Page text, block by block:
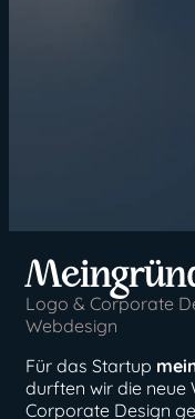
Logo & Corporate
Webdesign
Für das Startup
durften wir die neue
Corporate Design